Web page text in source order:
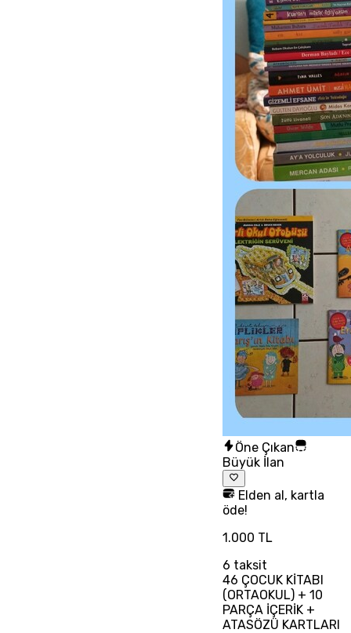
Öne Çıkan
Büyük İlan
Elden al, kartla
öde!
1.000 TL
6 taksit
46 ÇOCUK KİTABI
(ORTAOKUL) + 10
PARÇA İÇERİK +
ATASÖZÜ KARTLARI